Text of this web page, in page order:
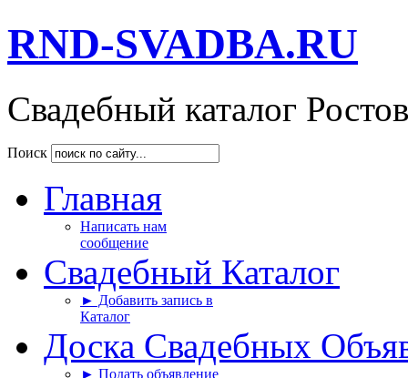
RND-SVADBA.RU
Свадебный каталог
Поиск
Главная
Написать нам
сообщение
Свадебный Каталог
► Добавить запись в
Каталог
Доска Свадебных
► Подать объявление